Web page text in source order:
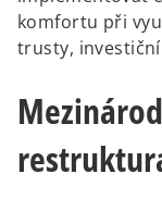
komfortu při
trusty,